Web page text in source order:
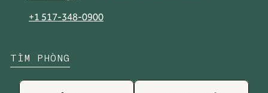
Mở tab mới
+1 517-348-0900
TÌM PHÒNG